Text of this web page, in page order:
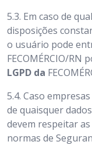
5.3. Em caso de
disposições
o usuário pode
FECOMÉRCIO/RN
LGPD da
5.4. Caso
de quaisquer
devem respeitar
normas de